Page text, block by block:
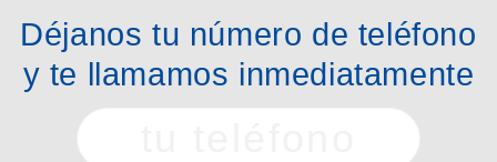
Déjanos tu número de teléfono
y te llamamos inmediatamente